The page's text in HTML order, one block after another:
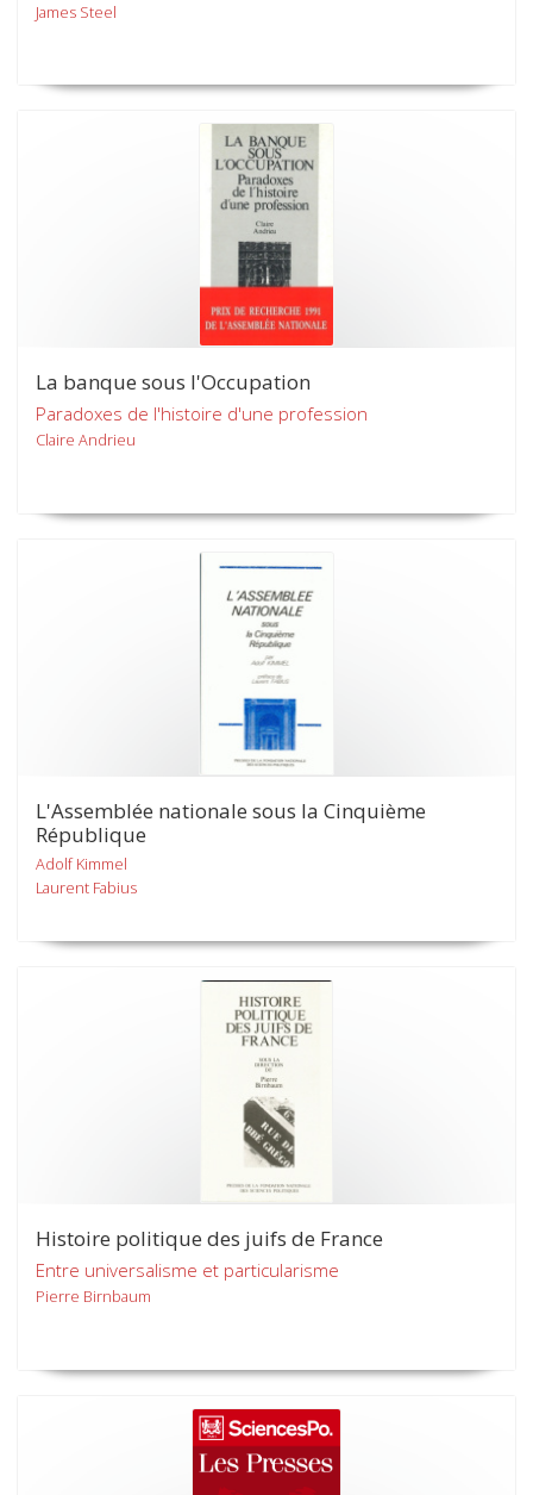
James Steel
La banque sous l'Occupation
Paradoxes de l'histoire d'une profession
Claire Andrieu
L'Assemblée nationale sous la Cinquième
République
Adolf Kimmel
Laurent Fabius
Histoire politique des juifs de France
Entre universalisme et particularisme
Pierre Birnbaum